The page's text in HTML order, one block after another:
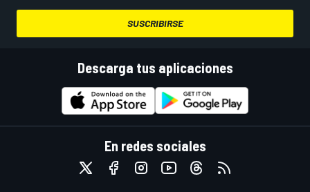
SUSCRIBIRSE
Descarga tus aplicaciones
En redes sociales